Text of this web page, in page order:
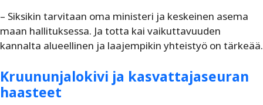
– Siksikin tarvitaan oma ministeri ja keskeinen asema
maan hallituksessa. Ja totta kai vaikuttavuuden
kannalta alueellinen ja laajempikin yhteistyö on tärkeää.
Kruununjalokivi ja kasvattajaseuran
haasteet